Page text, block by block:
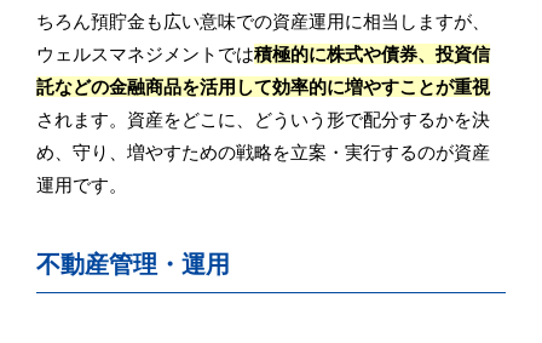
ちろん預貯金も広い意味での資産運用に相当しますが、
ウェルスマネジメントでは積極的に株式や債券、投資信
託などの金融商品を活用して効率的に増やすことが重視
されます。資産をどこに、どういう形で配分するかを決
め、守り、増やすための戦略を立案・実行するのが資産
運用です。
不動産管理・運用